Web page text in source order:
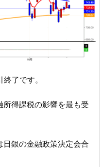
了です。
得課税の影響を最も受
日銀の金融政策決定会合